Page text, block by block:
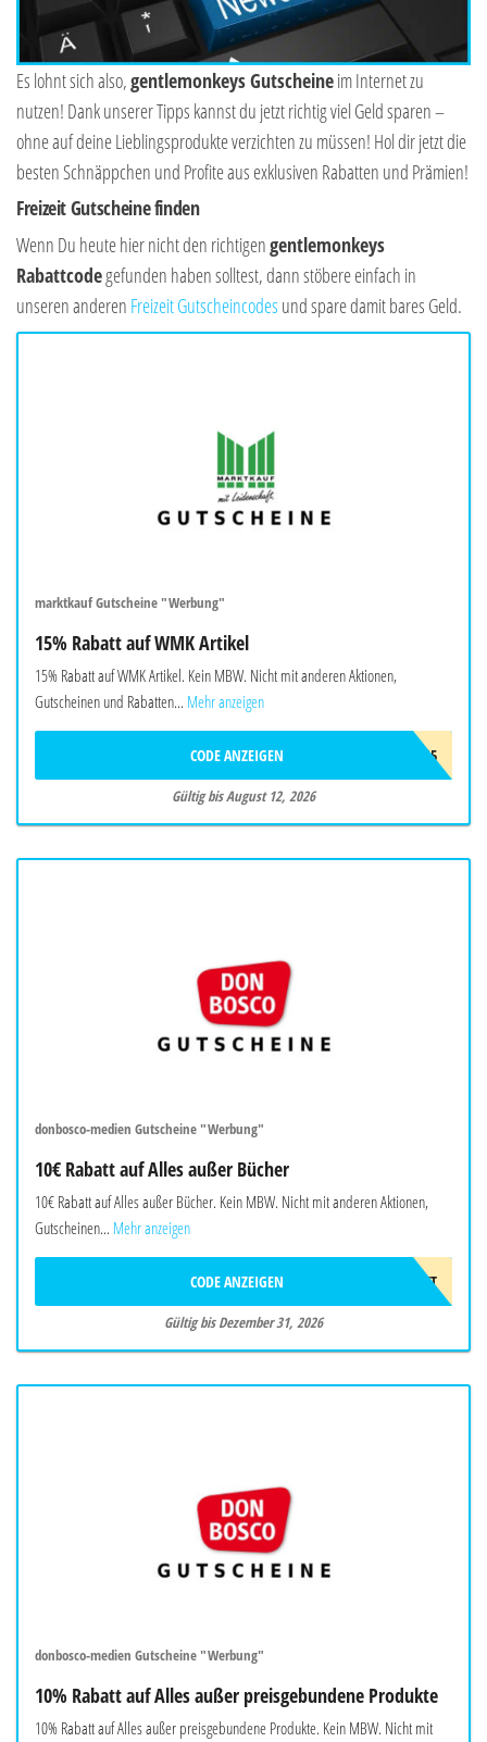
Es lohnt sich also,gentlemonkeys Gutscheineim Internet zu
nutzen! Dank unserer Tipps kannst du jetzt richtig viel Geld sparen –
ohne auf deine Lieblingsprodukte verzichten zu müssen! Hol dir jetzt die
besten Schnäppchen und Profite aus exklusiven Rabatten und Prämien!
Freizeit Gutscheine finden
Wenn Du heute hier nicht den richtigengentlemonkeys
Rabattcodegefunden haben solltest, dann stöbere einfach in
unseren anderen Freizeit Gutscheincodes und spare damit bares Geld.
marktkauf Gutscheine "Werbung"
15% Rabatt auf WMK Artikel
15% Rabatt auf WMK Artikel. Kein MBW. Nicht mit anderen Aktionen,
Gutscheinen und Rabatten... Mehr anzeigen
W-WMK-15
CODE ANZEIGEN
Gültig bis August 12, 2026
donbosco-medien Gutscheine "Werbung"
10€ Rabatt auf Alles außer Bücher
10€ Rabatt auf Alles außer Bücher. Kein MBW. Nicht mit anderen Aktionen,
Gutscheinen... Mehr anzeigen
10EUROGESCHENKT
CODE ANZEIGEN
Gültig bis Dezember 31, 2026
donbosco-medien Gutscheine "Werbung"
10% Rabatt auf Alles außer preisgebundene Produkte
10% Rabatt auf Alles außer preisgebundene Produkte. Kein MBW. Nicht mit